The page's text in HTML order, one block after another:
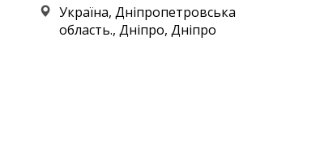
Україна, Дніпропетровська
область., Дніпро, Дніпро